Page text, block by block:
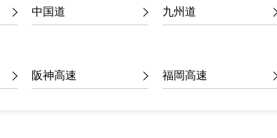
中国道 九州道
阪神高速 福岡高速